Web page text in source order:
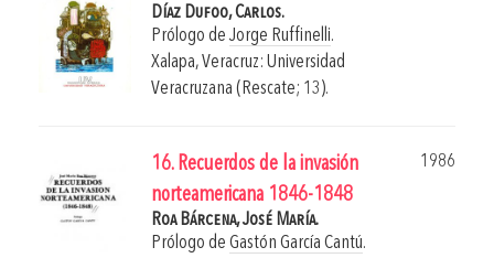
Díaz Dufoo, Carlos.
Prólogo de Jorge Ruffinelli.
Xalapa, Veracruz: Universidad
Veracruzana (Rescate; 13).
16. Recuerdos de la invasión
norteamericana 1846-1848
1986
Roa Bárcena, José María.
Prólogo de Gastón García Cantú.